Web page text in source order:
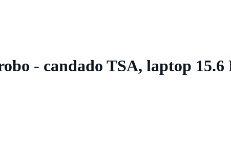
- candado TSA, laptop 15.6